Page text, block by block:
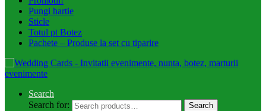
Pungi hartie
Sticle
Totul pt Botez
Pachete – Produse la set cu tiparire
Search
Search for:
Search